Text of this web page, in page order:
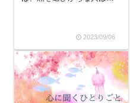
けど、同時に黒色は「高級
たりもしています。私は、
いつからか黒を避けるよう
に...
2023/09/06